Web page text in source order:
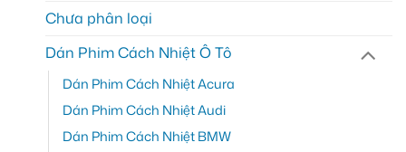
Chưa phân loại
Dán Phim Cách Nhiệt Ô Tô
Dán Phim Cách Nhiệt Acura
Dán Phim Cách Nhiệt Audi
Dán Phim Cách Nhiệt BMW